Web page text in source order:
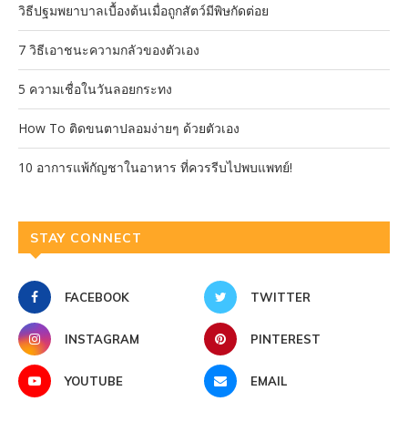
วิธีปฐมพยาบาลเบื้องต้นเมื่อถูกสัตว์มีพิษกัดต่อย
7 วิธีเอาชนะความกลัวของตัวเอง
5 ความเชื่อในวันลอยกระทง
How To ติดขนตาปลอมง่ายๆ ด้วยตัวเอง
10 อาการแพ้กัญชาในอาหาร ที่ควรรีบไปพบแพทย์!
STAY CONNECT
FACEBOOK TWITTER
INSTAGRAM PINTEREST
YOUTUBE EMAIL